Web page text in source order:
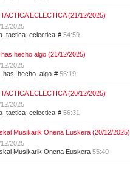
TACTICA ECLECTICA (21/12/2025)
2025
# 54:59
hecho algo (21/12/2025)
2025
# 56:19
TACTICA ECLECTICA (20/12/2025)
2025
# 56:31
Musikarik Onena Euskera (20/12/2025)
2025
Musikarik Onena Euskera 55:40